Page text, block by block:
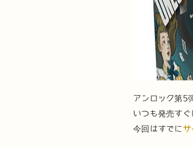
アンロック第5
いつも発売す
今回はすでに サ